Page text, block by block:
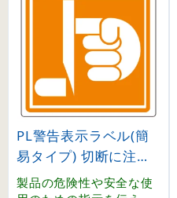
PL警告表示ラベル(簡
易タイプ) 切断に注意
大 (201014)
製品の危険性や安全な使